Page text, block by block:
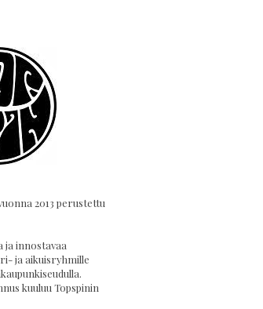
2013 perustettu
ja innostavaa
ja aikuisryhmille
kuuluu Topspinin